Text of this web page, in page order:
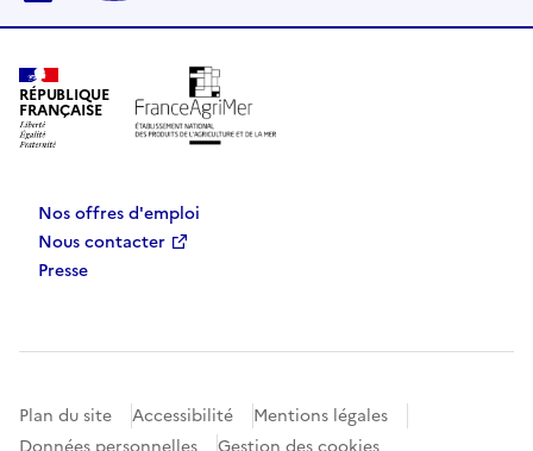
RÉPUBLIQUE
FRANÇAISE
Nos offres d'emploi
Nous contacter
Presse
Plan du site Accessibilité
Mentions légales